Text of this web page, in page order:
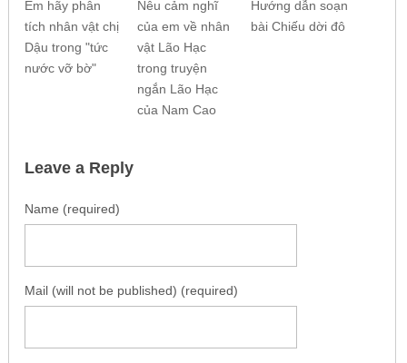
Em hãy phân
tích nhân vật chị
Dậu trong "tức
nước vỡ bờ"
Nêu cảm nghĩ
của em về nhân
vật Lão Hạc
trong truyện
ngắn Lão Hạc
của Nam Cao
Hướng dẫn soạn
bài Chiếu dời đô
Leave a Reply
Name (required)
Mail (will not be published) (required)